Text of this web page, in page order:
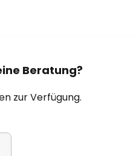
Beratung?
zur Verfügung.